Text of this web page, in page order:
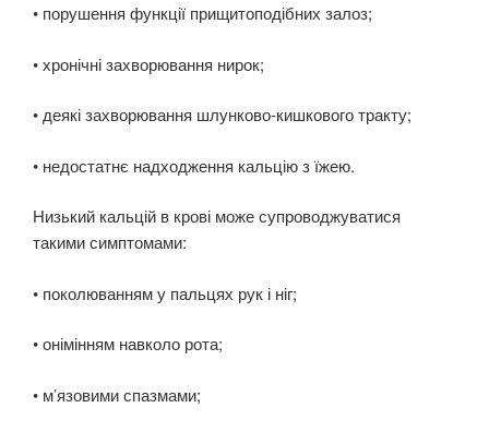
• порушення функції прищитоподібних залоз;
• хронічні захворювання нирок;
• деякі захворювання шлунково-кишкового тракту;
• недостатнє надходження кальцію з їжею.
Низький кальцій в крові може супроводжуватися
такими симптомами:
• поколюванням у пальцях рук і ніг;
• онімінням навколо рота;
• м’язовими спазмами;